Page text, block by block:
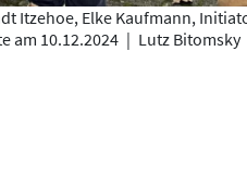
Itzehoe, Elke Kaufmann,
am 10.12.2024 | Lutz Bitomsky